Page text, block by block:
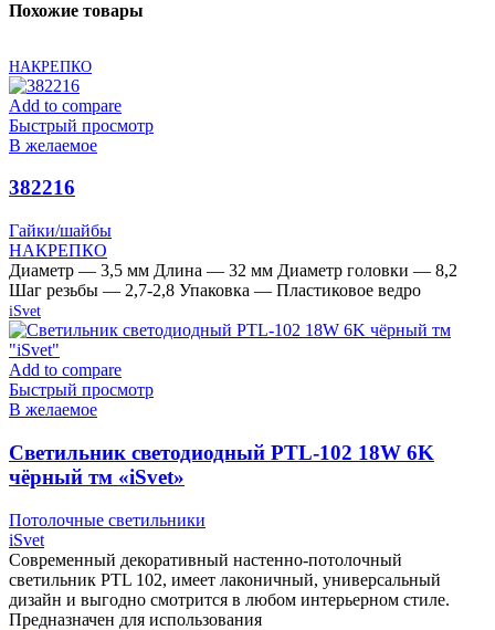
Похожие товары
НАКРЕПКО
Add to compare
Быстрый просмотр
В желаемое
382216
Гайки/шайбы
НАКРЕПКО
Диаметр — 3,5 мм Длина — 32 мм Диаметр головки — 8,2
Шаг резьбы — 2,7-2,8 Упаковка — Пластиковое ведро
iSvet
Add to compare
Быстрый просмотр
В желаемое
Cветильник светодиодный PTL-102 18W 6K
чёрный тм «iSvet»
Потолочные светильники
iSvet
Современный декоративный настенно-потолочный
светильник PTL 102, имеет лаконичный, универсальный
дизайн и выгодно смотрится в любом интерьерном стиле.
Предназначен для использования